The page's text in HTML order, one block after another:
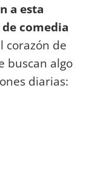
a esta
comedia
corazón de
buscan algo
diarias: